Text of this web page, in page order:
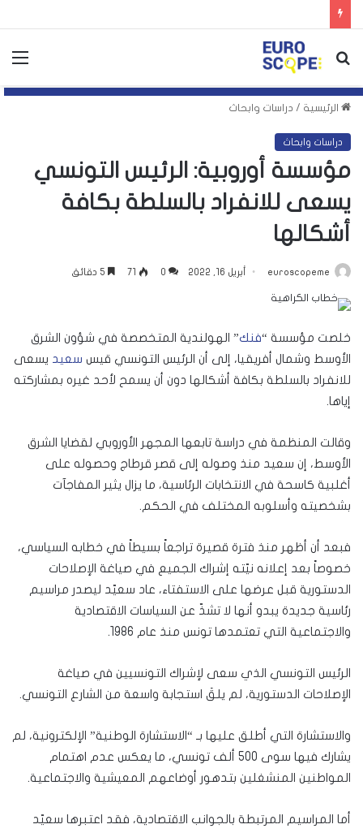
بحث
الرئيسية / دراسات وابحاث
دراسات وابحاث
مؤسسة أوروبية: الرئيس التونسي
يسعى للانفراد بالسلطة بكافة
أشكالها
euroscopeme أبريل 16, 2022 0
71
خلصت مؤسسة “فنك” الهولندية المتخصصة في شؤون الشرق
الأوسط وشمال أفريقيا، إلى أن الرئيس التونسي قيس سعيد يسعى
للانفراد بالسلطة بكافة أشكالها دون أن يسمح لأحد غيره بمشاركته
إياها.
وقالت المنظمة في دراسة تابعها المجهر الأوروبي لقضايا الشرق
الأوسط، إن سعيد منذ وصوله إلى قصر قرطاج وحصوله على
أغلبية كاسحة في الانتخابات الرئاسية، ما يزال يثير المفاجآت
بشخصيته وأسلوبه المختلف في الحكم.
فبعد أن أظهر منذ فترة قصيرة تراجعاً بسيطاً في خطابه السياسي،
خصوصاً بعد إعلانه نيّته إشراك الجميع في صياغة الإصلاحات
الدستورية قبل عرضها على الاستفتاء، عاد سعيّد ليصدر مراسيم
رئاسية جديدة يبدو أنها لا تشذّ عن السياسات الاقتصادية
والاجتماعية التي تعتمدها تونس منذ عام 1986.
الرئيس التونسي الذي سعى لإشراك التونسيين في صياغة
الإصلاحات الدستورية، لم يلقَ استجابة واسعة من الشارع التونسي.
والاستشارة التي أطلق عليها بـ “الاستشارة الوطنية” الإلكترونية، لم
يشارك فيها سوى 500 ألف تونسي، ما يعكس عدم اهتمام
المواطنين المنشغلين بتدهور أوضاعهم المعيشية والاجتماعية.
أما المراسيم المرتبطة بالجوانب الاقتصادية، فقد اعتبرها سعيّد